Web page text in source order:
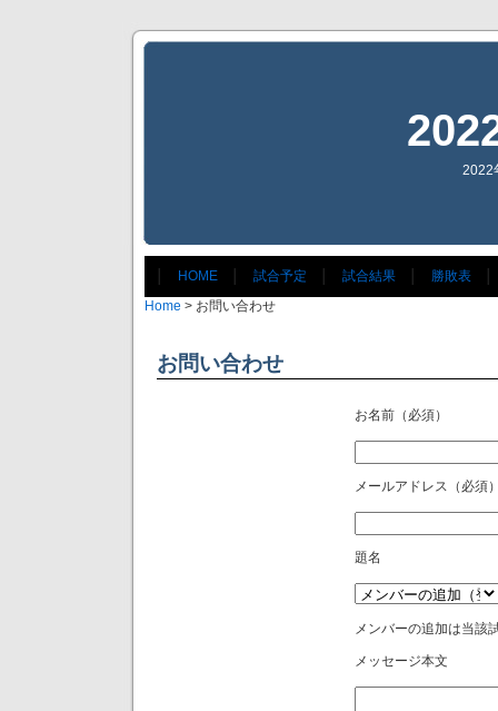
2022
HOME 試合予定 試合結果 勝敗表
Home > お問い合わせ
お問い合わせ
お名前（必須）
メールアドレス（必須
題名
メンバーの追加は当該
メッセージ本文